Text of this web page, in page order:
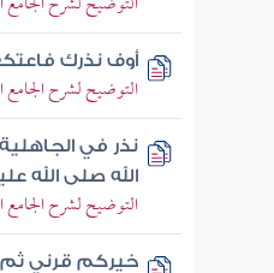
أوف نذرك
التوضيح لشرح
نذر في
الله صلى الله
التوضيح لشرح
خيركم قرني ثم